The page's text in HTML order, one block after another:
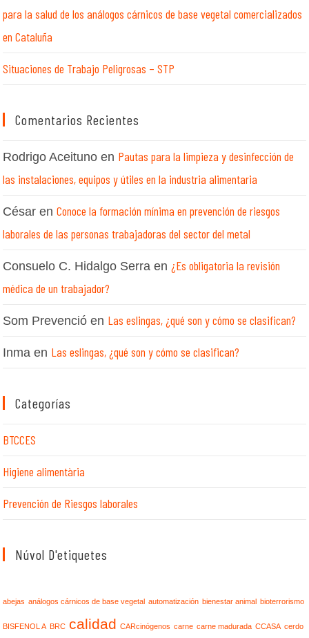
para la salud de los análogos cárnicos de base vegetal comercializados
en Cataluña
Situaciones de Trabajo Peligrosas – STP
Comentarios Recientes
Rodrigo Aceituno en Pautas para la limpieza y desinfección de
las instalaciones, equipos y útiles en la industria alimentaria
César enConoce la formación mínima en prevención de riesgos
laborales de las personas trabajadoras del sector del metal
Consuelo C. Hidalgo Serra en ¿Es obligatoria la revisión
médica de un trabajador?
Som Prevenció en Las eslingas, ¿qué son y cómo se clasifican?
Inma en Las eslingas, ¿qué son y cómo se clasifican?
Categorías
BTCCES
Higiene alimentària
Prevención de Riesgos laborales
Núvol D'etiquetes
abejas análogos cárnicos de base vegetal automatización bienestar animal bioterrorismo
BISFENOL A BRC calidad CARcinógenos carne carne madurada CCASA cerdo